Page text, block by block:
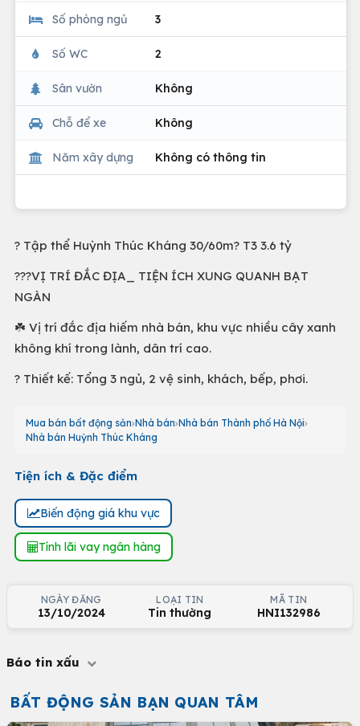
Số phòng ngủ 3
Số WC 2
Sân vườn Không
Chỗ để xe Không
Năm xây dựng Không có thông tin
? Tập thể Huỳnh Thúc Kháng 30/60m? T3 3.6 tỷ
?️?️?️VỊ TRÍ ĐẮC ĐỊA_ TIỆN ÍCH XUNG QUANH BẠT
NGÀN
☘️ Vị trí đắc địa hiếm nhà bán, khu vực nhiều cây xanh
không khí trong lành, dân trí cao.
? Thiết kế: Tổng 3 ngủ, 2 vệ sinh, khách, bếp, phơi.
Mua bán bất động sản Nhà bán Nhà bán Thành phố Hà Nội
Nhà bán Huỳnh Thúc Kháng
Tiện ích & Đặc điểm
Biến động giá khu vực
Tính lãi vay ngân hàng
NGÀY ĐĂNG
13/10/2024
LOẠI TIN
Tin thường
MÃ TIN
HNI132986
Báo tin xấu
BẤT ĐỘNG SẢN BẠN QUAN TÂM